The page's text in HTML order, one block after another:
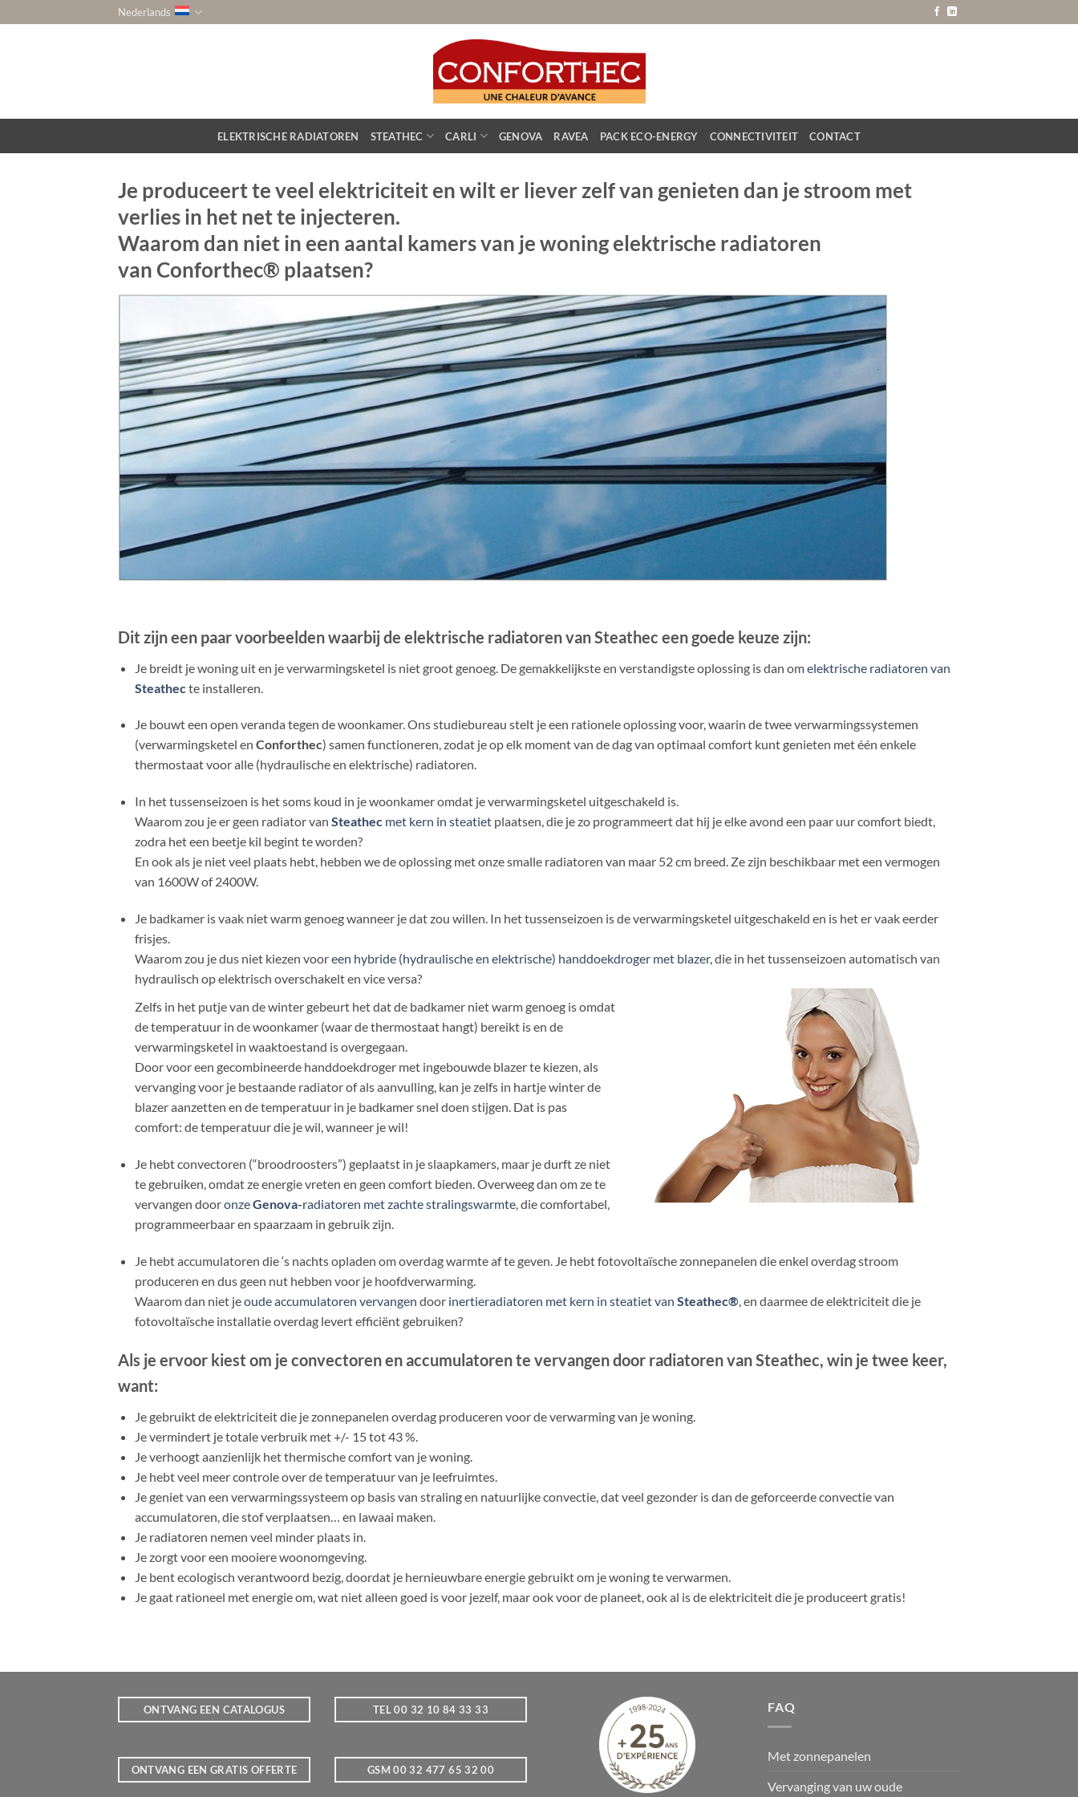
naar
Nederlands
ELEKTRISCHE RADIATOREN STEATHEC CARLI GENOVA RAVEA PACK ECO-ENERGY CONNECTIVITEIT CONTACT
Je produceert te veel elektriciteit en wilt er liever zelf van genieten dan je stroom met
verlies in het net te injecteren.
Waarom dan niet in een aantal kamers van je woning elektrische radiatoren
van Conforthec® plaatsen?
Dit zijn een paar voorbeelden waarbij de elektrische radiatoren van Steathec een goede keuze zijn:
Je breidt je woning uit en je verwarmingsketel is niet groot genoeg. De gemakkelijkste en verstandigste oplossing is dan omelektrische radiatoren van
Steathec te installeren.
Je bouwt een open veranda tegen de woonkamer. Ons studiebureau stelt je een rationele oplossing voor, waarin de twee verwarmingssystemen
(verwarmingsketel en Conforthec) samen functioneren, zodat je op elk moment van de dag van optimaal comfort kunt genieten met één enkele
thermostaat voor alle (hydraulische en elektrische) radiatoren.
In het tussenseizoen is het soms koud in je woonkamer omdat je verwarmingsketel uitgeschakeld is.
Waarom zou je er geen radiator van Steathecmet kern in steatietplaatsen, die je zo programmeert dat hij je elke avond een paar uur comfort biedt,
zodra het een beetje kil begint te worden?
En ook als je niet veel plaats hebt, hebben we de oplossing met onze smalle radiatoren van maar 52 cm breed. Ze zijn beschikbaar met een vermogen
van 1600W of 2400W.
Je badkamer is vaak niet warm genoeg wanneer je dat zou willen. In het tussenseizoen is de verwarmingsketel uitgeschakeld en is het er vaak eerder
frisjes.
Waarom zou je dus niet kiezen vooreen hybride (hydraulische en elektrische) handdoekdroger met blazer,die in het tussenseizoen automatisch van
hydraulisch op elektrisch overschakelt en vice versa?
Zelfs in het putje van de winter gebeurt het dat de badkamer niet warm genoeg is omdat
de temperatuur in de woonkamer (waar de thermostaat hangt) bereikt is en de
verwarmingsketel in waaktoestand is overgegaan.
Door voor een gecombineerde handdoekdroger met ingebouwde blazer te kiezen, als
vervanging voor je bestaande radiator of als aanvulling, kan je zelfs in hartje winter de
blazer aanzetten en de temperatuur in je badkamer snel doen stijgen. Dat is pas
comfort: de temperatuur die je wil, wanneer je wil!
Je hebt convectoren (“broodroosters”) geplaatst in je slaapkamers, maar je durft ze niet
te gebruiken, omdat ze energie vreten en geen comfort bieden. Overweeg dan om ze te
vervangen dooronzeGenova-radiatoren met zachte stralingswarmte, die comfortabel,
programmeerbaar en spaarzaam in gebruik zijn.
Je hebt accumulatoren die ‘s nachts opladen om overdag warmte af te geven. Je hebt fotovoltaïsche zonnepanelen die enkel overdag stroom
produceren en dus geen nut hebben voor je hoofdverwarming.
Waarom dan niet jeoude accumulatoren vervangen door inertieradiatoren met kern in steatiet van Steathec®, en daarmee de elektriciteit die je
fotovoltaïsche installatie overdag levert efficiënt gebruiken?
Als je ervoor kiest om je convectoren en accumulatoren te vervangen door radiatoren van Steathec, win je twee keer,
want:
Je gebruikt de elektriciteit die je zonnepanelen overdag produceren voor de verwarming van je woning.
Je vermindert je totale verbruik met +/- 15 tot 43 %.
Je verhoogt aanzienlijk het thermische comfort van je woning.
Je hebt veel meer controle over de temperatuur van je leefruimtes.
Je geniet van een verwarmingssysteem op basis van straling en natuurlijke convectie, dat veel gezonder is dan de geforceerde convectie van
accumulatoren, die stof verplaatsen… en lawaai maken.
Je radiatoren nemen veel minder plaats in.
Je zorgt voor een mooiere woonomgeving.
Je bent ecologisch verantwoord bezig, doordat je hernieuwbare energie gebruikt om je woning te verwarmen.
Je gaat rationeel met energie om, wat niet alleen goed is voor jezelf, maar ook voor de planeet, ook al is de elektriciteit die je produceert gratis!
ONTVANG EEN CATALOGUS
ONTVANG EEN GRATIS OFFERTE
TEL 00 32 10 84 33 33
GSM 00 32 477 65 32 00
FAQ
Met zonnepanelen
Vervanging van uw oude